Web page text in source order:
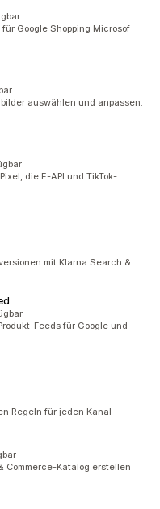
Google Shopping Microsof
auswählen und anpassen.
die E-API und TikTok-
mit Klarna Search &
Feeds für Google und
Regeln für jeden Kanal
Commerce-Katalog erstellen